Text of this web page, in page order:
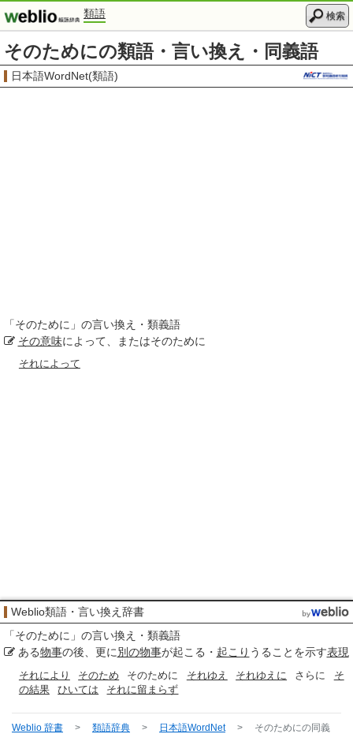
類語 検索
そのためにの類語・言い換え・同義語
日本語WordNet(類語)
「そのために 」の言い換え・類義語
その意味によって、またはそのために
それによって
Weblio類語・言い換え辞書
「そのために 」の言い換え・類義語
ある物事の後、更に別の物事が起こる・ 起こり うることを示す表現
それにより そのため そのために それゆえ それゆえに さらに
そ
の結果
ひいては それに留まらず
Weblio 辞書 > 類語辞典 > 日本語WordNet > そのためにの同義